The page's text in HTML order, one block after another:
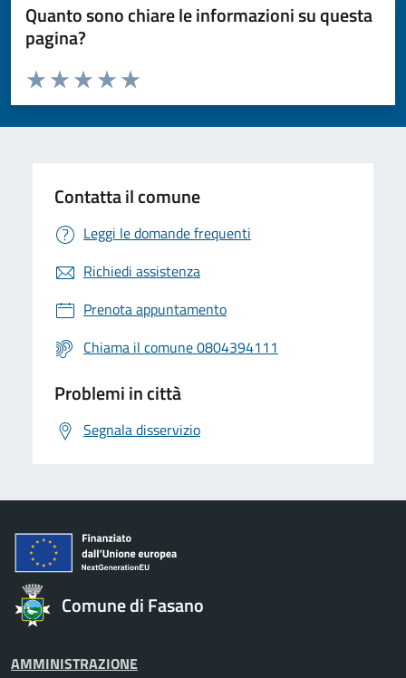
Quanto sono chiare le informazioni su questa
pagina?
Valuta da 1 a 5 stelle la pagina
Valuta 5 stelle su 5
Valuta 4 stelle su 5
Valuta 3 stelle su 5
Valuta 2 stelle su 5
Valuta 1 stelle su 5
Contatta il comune
Leggi le domande frequenti
Richiedi assistenza
Prenota appuntamento
Chiama il comune 0804394111
Problemi in città
Segnala disservizio
Comune di Fasano
AMMINISTRAZIONE